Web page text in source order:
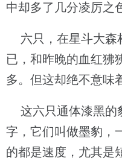
中却多了几分凌厉之
六只，在星斗大森
已，和昨晚的血红狒
多。但这却绝不意味
这六只通体漆黑的
字，它们叫做墨豹，
的都是速度，尤其是